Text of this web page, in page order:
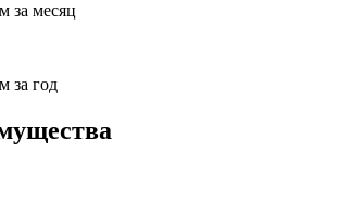
за месяц
за год